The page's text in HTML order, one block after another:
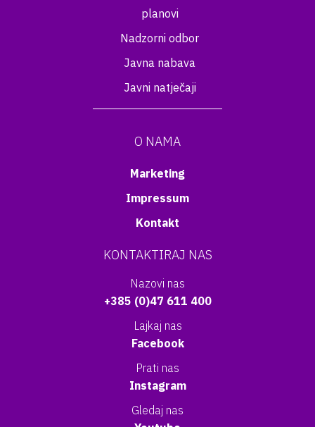
planovi
Nadzorni odbor
Javna nabava
Javni natječaji
O NAMA
Marketing
Impressum
Kontakt
KONTAKTIRAJ NAS
Nazovi nas
+385 (0)47 611 400
Lajkaj nas
Facebook
Prati nas
Instagram
Gledaj nas